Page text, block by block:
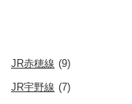
JR赤穂線 (9)
JR宇野線 (7)